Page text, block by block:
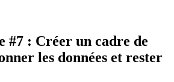
#7 : Créer un cadre de
les données et rester